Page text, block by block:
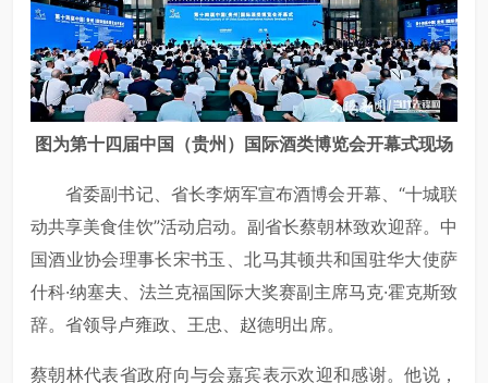
图为第十四届中国（贵州）国际酒类博览会开幕式现场
省委副书记、省长李炳军宣布酒博会开幕、“十城联
动共享美食佳饮”活动启动。副省长蔡朝林致欢迎辞。中
国酒业协会理事长宋书玉、北马其顿共和国驻华大使萨
什科·纳塞夫、法兰克福国际大奖赛副主席马克·霍克斯致
辞。省领导卢雍政、王忠、赵德明出席。
蔡朝林代表省政府向与会嘉宾表示欢迎和感谢。他说，